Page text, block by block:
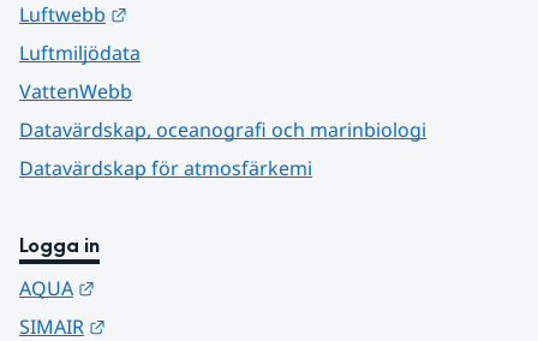
Luftwebb
Luftmiljödata
VattenWebb
Datavärdskap, oceanografi och marinbiologi
Datavärdskap för atmosfärkemi
Logga in
AQUA
SIMAIR